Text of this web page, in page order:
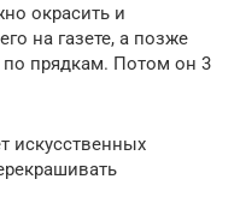
окрасить и
на газете, а позже
по прядкам. Потом он 3
искусственных